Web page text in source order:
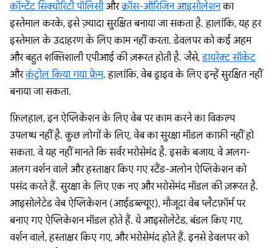
कॉन्टेंट सिक्योरिटी पॉलिसीऔरक्रॉस-ऑरिजिन आइसोलेशनका
इस्तेमाल करके, इसे ज़्यादा सुरक्षित बनाया जा सकता है. हालांकि, यह हर
इस्तेमाल के उदाहरण के लिए काम नहीं करता. डेवलपर को कई अहम
और बहुत शक्तिशाली एपीआई की ज़रूरत होती है. जैसे,डायरेक्ट सॉकेट
औरकंट्रोल किया गया फ़्रेम. हालांकि, वेब ड्राइव के लिए इन्हें सुरक्षित नहीं
बनाया जा सकता.
फ़िलहाल, इन ऐप्लिकेशन के लिए वेब पर काम करने का विकल्प
उपलब्ध नहीं है. कुछ लोगों के लिए, वेब का सुरक्षा मॉडल काफ़ी नहीं हो
सकता. वे यह नहीं मानते कि सर्वर भरोसेमंद है. इसके बजाय, वे अलग-
अलग वर्शन वाले और हस्ताक्षर किए गए स्टैंड-अलोन ऐप्लिकेशन को
पसंद करते हैं. सुरक्षा के लिए एक नए और भरोसेमंद मॉडल की ज़रूरत है.
आइसोलेटेड वेब ऐप्लिकेशन (आईडब्ल्यूए), मौजूदा वेब प्लैटफ़ॉर्म पर
बनाए गए ऐप्लिकेशन मॉडल होते हैं. ये आइसोलेटेड, बंडल किए गए,
वर्शन वाले, हस्ताक्षर किए गए, और भरोसेमंद होते हैं. इनसे डेवलपर को